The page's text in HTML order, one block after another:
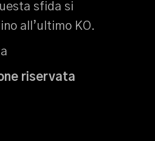
sfida si
all’ultimo KO.
riservata